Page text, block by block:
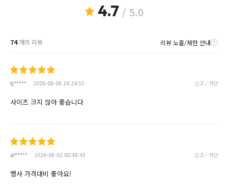
4.7 / 5.0
74개의 리뷰 리뷰 노출/제한 안내
tj***** 2026-08-06 16:24:55 신고 / 차단
사이즈 크지 않아 좋습니다
al***** 2026-08-02 00:48:43 신고 / 차단
행사 가격대비 좋아요!